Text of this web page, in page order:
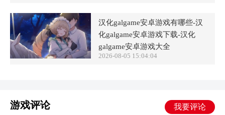
汉化galgame安卓游戏有哪些-汉
化galgame安卓游戏下载-汉化
galgame安卓游戏大全
2026-08-05 15:04:04
游戏评论 我要评论